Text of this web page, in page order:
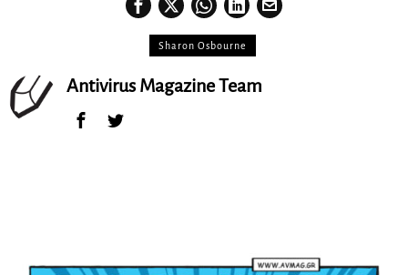
Sharon Osbourne
Antivirus Magazine Team